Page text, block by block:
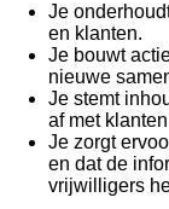
Je
en klanten.
Je bouwt
nieuwe
Je stemt
af met
Je zorgt
en dat de
vrijwilligers